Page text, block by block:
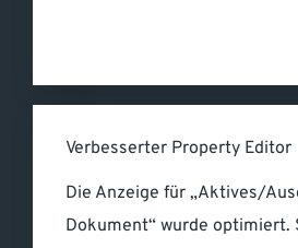
Verbesserter Property Editor
Die Anzeige für „Aktives/
Dokument“ wurde optimiert.